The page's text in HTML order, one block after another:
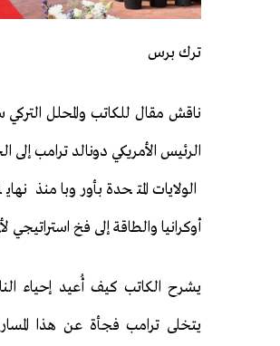
ترك برس
ناقش مقال للكاتب والمحلل
الرئيس الأمريكي دونالد ترامب
الولايات المتحدة بأوروبا منذ
أوكرانيا والطاقة إلى فخ استراتيجي
يشرح الكاتب كيف أُعيد إحياء
يتخلى ترامب فجأة عن هذا المسار،